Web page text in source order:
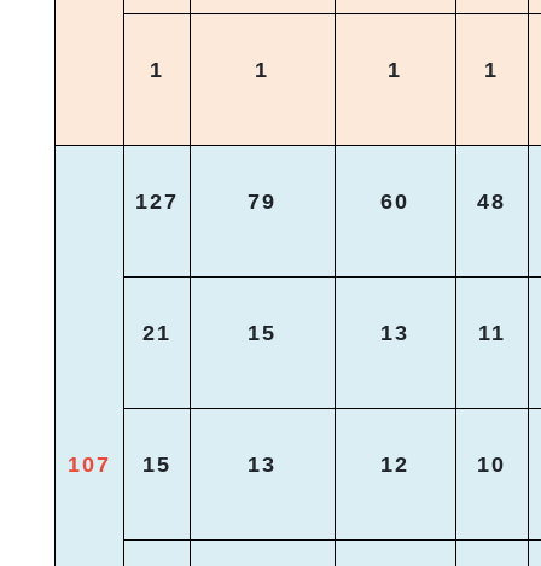
1 1 1 1
107
127 79 60 48
21 15 13 11
15 13 12 10